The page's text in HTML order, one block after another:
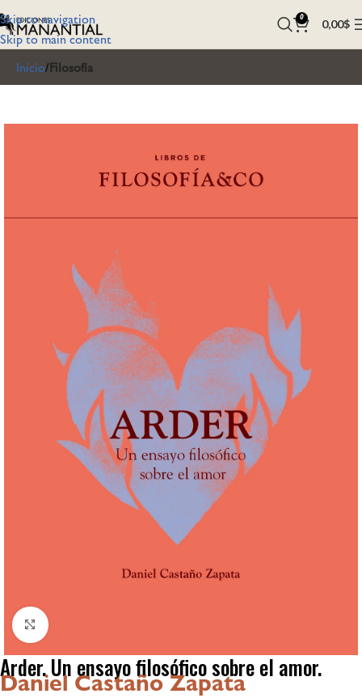
Skip to navigation
Skip to main content
0 0,00$
Inicio Filosofía
Click to enlarge
Arder. Un ensayo filosófico sobre el amor.
Daniel Castaño Zapata